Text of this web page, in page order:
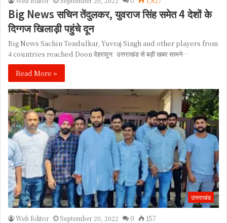
Big News सचिन तेंदुलकर, युवराज सिंह समेत 4 देशों के
दिग्गज खिलाड़ी पहुंचे दून
Big News Sachin Tendulkar, Yuvraj Singh and other players from
4 countries reached Doon देहरादून: उत्तराखंड से बड़ी खबर सामने…
Read More »
उत्तराखंड
Web Editor September 20, 2022 0 157